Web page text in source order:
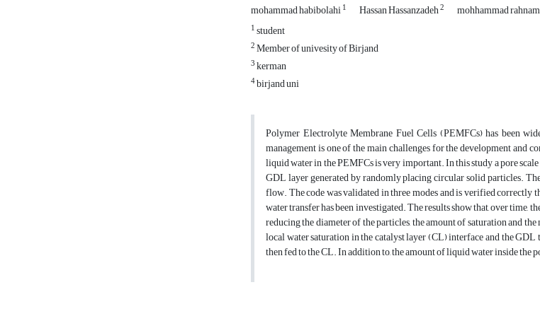
mohammad habibolahi1 Hassan Hassanzadeh2 mohhammad
1student
2Member of univesity of Birjand
3kerman
4birjand uni
Polymer Electrolyte Membrane Fuel Cells (PEMFCs) has been
management is one of the main challenges for the development
liquid water in the PEMFCs is very important. In this study a pore
GDL layer generated by randomly placing circular solid particles.
flow. The code was validated in three modes and is verified
water transfer has been investigated. The results show that, over
reducing the diameter of the particles, the amount of saturation and
local water saturation in the catalyst layer (CL) interface and the
then fed to the CL. In addition to, the amount of liquid water inside